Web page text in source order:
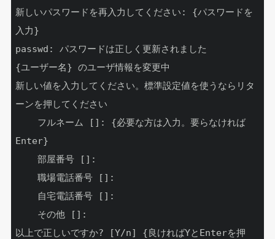
新しいパスワードを再入力してください: {パスワードを
入力}
passwd: パスワードは正しく更新されました
{ユーザー名} のユーザ情報を変更中
新しい値を入力してください。標準設定値を使うならリタ
ーンを押してください
Enter}
	部屋番号 []:
	職場電話番号 []:
以上で正しいですか? [Y/n] {良ければYとEnterを押